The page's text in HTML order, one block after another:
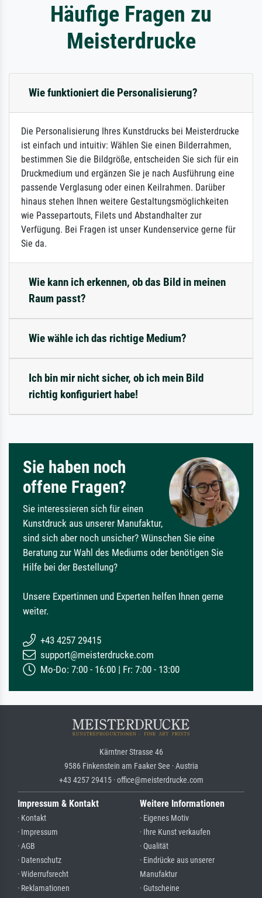
Häufige Fragen zu
Meisterdrucke
Wie funktioniert die Personalisierung?
Die Personalisierung Ihres Kunstdrucks bei Meisterdrucke
ist einfach und intuitiv: Wählen Sie einen Bilderrahmen,
bestimmen Sie die Bildgröße, entscheiden Sie sich für ein
Druckmedium und ergänzen Sie je nach Ausführung eine
passende Verglasung oder einen Keilrahmen. Darüber
hinaus stehen Ihnen weitere Gestaltungsmöglichkeiten
wie Passepartouts, Filets und Abstandhalter zur
Verfügung. Bei Fragen ist unser Kundenservice gerne für
Sie da.
Wie kann ich erkennen, ob das Bild in meinen
Raum passt?
Wie wähle ich das richtige Medium?
Ich bin mir nicht sicher, ob ich mein Bild
richtig konfiguriert habe!
Sie haben noch
offene Fragen?
Sie interessieren sich für einen
Kunstdruck aus unserer Manufaktur,
sind sich aber noch unsicher? Wünschen Sie eine
Beratung zur Wahl des Mediums oder benötigen Sie
Hilfe bei der Bestellung?
Unsere Expertinnen und Experten helfen Ihnen gerne
weiter.
+43 4257 29415
support@meisterdrucke.com
Mo-Do: 7:00 - 16:00 | Fr: 7:00 - 13:00
Kärntner Strasse 46
9586 Finkenstein am Faaker See · Austria
+43 4257 29415 · office@meisterdrucke.com
Impressum & Kontakt
· Kontakt
· Impressum
· AGB
· Datenschutz
· Widerrufsrecht
· Reklamationen
Weitere Informationen
· Eigenes Motiv
· Ihre Kunst verkaufen
· Qualität
· Eindrücke aus unserer
Manufaktur
· Gutscheine